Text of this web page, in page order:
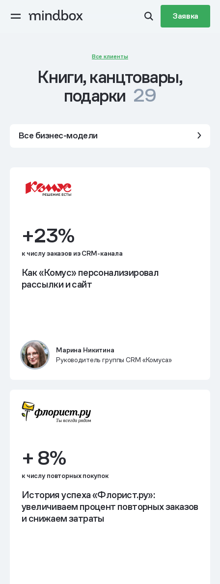
Заявка
Все клиенты
Книги, канцтовары,
подарки 29
Все бизнес-модели
+23%
к числу заказов из CRM-канала
Как «Комус» персонализировал
рассылки и сайт
Марина Никитина
Руководитель группы CRM «Комуса»
+ 8%
к числу повторных покупок
История успеха «Флорист.ру»:
увеличиваем процент повторных заказов
и снижаем затраты